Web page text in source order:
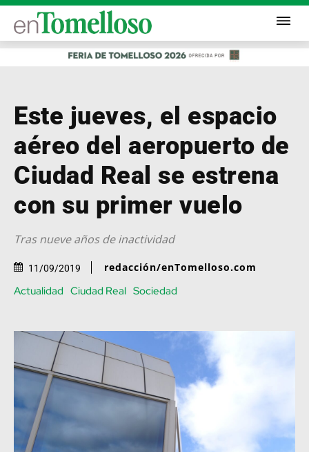
Este jueves, el espacio
aéreo del aeropuerto de
Ciudad Real se estrena
con su primer vuelo
Tras nueve años de inactividad
11/09/2019 redacción/enTomelloso.com
Actualidad Ciudad Real Sociedad